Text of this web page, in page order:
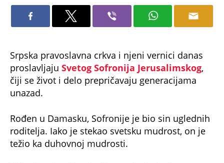
proslavljajuSvetog Sofronija Jerusalimskog,
čiji se život i delo prepričavaju generacijama
unazad.
roditelja. Iako je stekao svetsku mudrost, on je
težio ka duhovnoj mudrosti.